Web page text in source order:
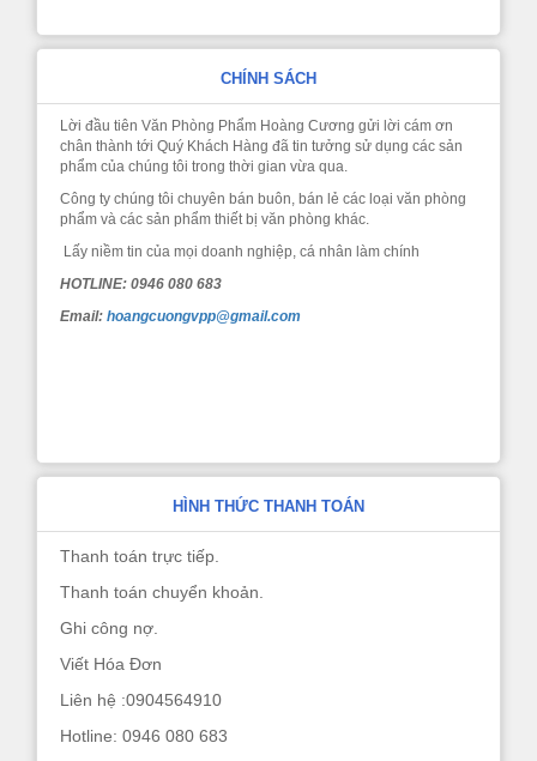
CHÍNH SÁCH
Lời đầu tiên Văn Phòng Phẩm Hoàng Cương gửi lời cám ơn
chân thành tới Quý Khách Hàng đã tin tưởng sử dụng các sản
phẩm của chúng tôi trong thời gian vừa qua.
Công ty chúng tôi chuyên bán buôn, bán lẻ các loại văn phòng
phẩm và các sản phẩm thiết bị văn phòng khác.
Lấy niềm tin của mọi doanh nghiệp, cá nhân làm chính
HOTLINE: 0946 080 683
Email:hoangcuongvpp@gmail.com
HÌNH THỨC THANH TOÁN
Thanh toán trực tiếp.
Thanh toán chuyển khoản.
Ghi công nợ.
Viết Hóa Đơn
Liên hệ :0904564910
Hotline: 0946 080 683